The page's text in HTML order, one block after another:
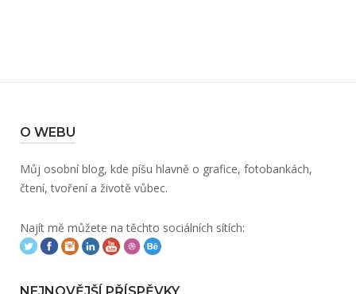
O WEBU
Můj osobní blog, kde píšu hlavně o grafice, fotobankách,
čtení, tvoření a životě vůbec.
Najít mě můžete na těchto sociálních sítích: